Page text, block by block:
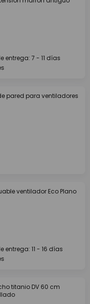
entrega: 7 - 11 días
pared para ventiladores
ventilador Eco Plano
entrega: 11 - 16 días
titanio DV 60 cm